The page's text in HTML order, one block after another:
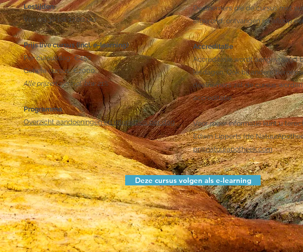
Lestijden
Van 09.30 tot 17.00 uur
Prijs live cursus (incl. e-learning)
Per cursusdag: €450
Gehele cursus: €2000
Alle prijzen zijn incl. btw 21%
Programma
Overzicht aandoeningen en interacties per dag
Deelnemers die de cursus met
afgerond, ontvangen na afloop
Accreditatie
Accreditatie wordt aangevraagd
lesdagen. Ook bij andere
deelnemers zal de cursus
accreditatie.
Voor meer informatie kunt u
Edwin Lipperts (de
pr@natuurapotheek.com
Deze cursus volgen als e-learning